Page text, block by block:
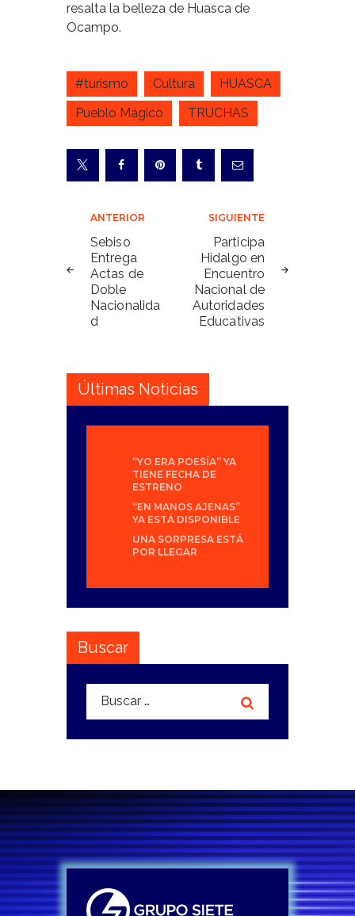
resalta la belleza de Huasca de
Ocampo.
#turismo Cultura
HUASCA
Pueblo Mágico
TRUCHAS
Navegación
de
entradas
ANTERIOR
Sebiso
Entrega
Actas de
Doble
Nacionalida
d
SIGUIENTE
Participa
Hidalgo en
Encuentro
Nacional de
Autoridades
Educativas
Últimas Noticias
“YO ERA POESÍA” YA
TIENE FECHA DE
ESTRENO
“EN MANOS AJENAS”
YA ESTÁ DISPONIBLE
UNA SORPRESA ESTÁ
POR LLEGAR
Buscar
Buscar: